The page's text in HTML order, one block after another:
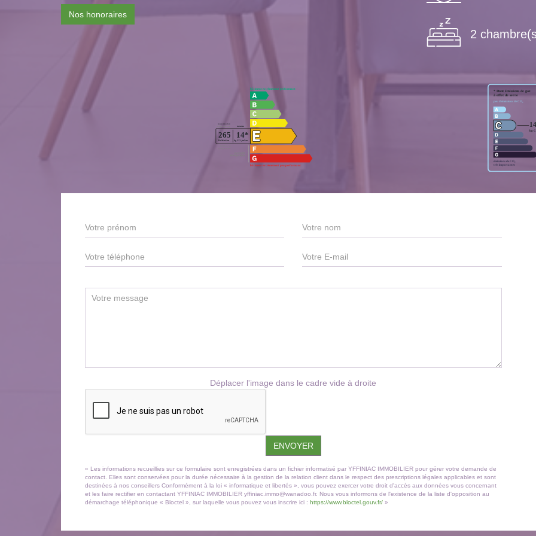
Nos honoraires
2
Déplacer l'image dans le cadre vide à droite
ENVOYER
« Les informations recueillies sur ce formulaire sont enregistrées dans un fichier informatisé par YFFINIAC IMMOBILIER pour gérer votre demande de
contact. Elles sont conservées pour la durée nécessaire à la gestion de la relation client dans le respect des prescriptions légales applicables et sont
destinées à nos conseillers Conformément à la loi « informatique et libertés », vous pouvez exercer votre droit d'accès aux données vous concernant
et les faire rectifier en contactant YFFINIAC IMMOBILIER yffiniac.immo@wanadoo.fr. Nous vous informons de l'existence de la liste d'opposition au
démarchage téléphonique « Bloctel », sur laquelle vous pouvez vous inscrire ici : https://www.bloctel.gouv.fr/ »